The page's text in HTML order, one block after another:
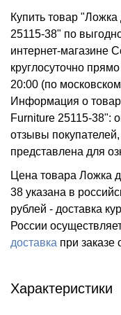
Купить товар
25115-38" по
интернет-магазине
круглосуточно
20:00 (по
Информация о
Furniture 25115-38":
отзывы
представлена для
Цена товара Ложка
38 указана в
рублей - доставка
России
доставка при заказе
Характеристики